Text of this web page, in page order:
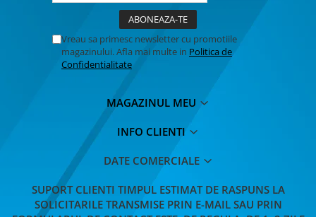
Vreau sa primesc newsletter cu promotiile
magazinului. Afla mai multe in Politica de
Confidentialitate
MAGAZINUL MEU
INFO CLIENTI
DATE COMERCIALE
SUPORT CLIENTI TIMPUL ESTIMAT DE RASPUNS LA
SOLICITARILE TRANSMISE PRIN E-MAIL SAU PRIN